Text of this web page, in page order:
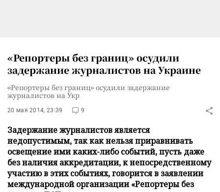
«Репортеры без границ» осудили
задержание журналистов на Украине
«Репортеры без границ» осудили задержание
журналистов на Укр
20 мая 2014, 23:39 9
Задержание журналистов является
недопустимым, так как нельзя приравнивать
освещение ими каких-либо событий, пусть даже
без наличия аккредитации, к непосредственному
участию в этих событиях, говорится в заявлении
международной организации «Репортеры без